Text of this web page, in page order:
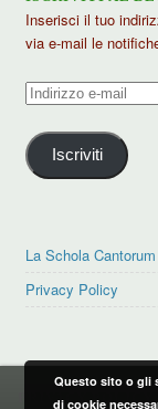
Inserisci il tuo
via e-mail le
Indirizzo
mail
Iscriviti
La Schola
Privacy Policy
PRIVACY POLICY
Questo sito o gli
di cookie